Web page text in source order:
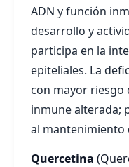
ADN y función
desarrollo y
participa en la
epiteliales. La
con mayor riesgo
inmune alterada;
al mantenimiento
Quercetina